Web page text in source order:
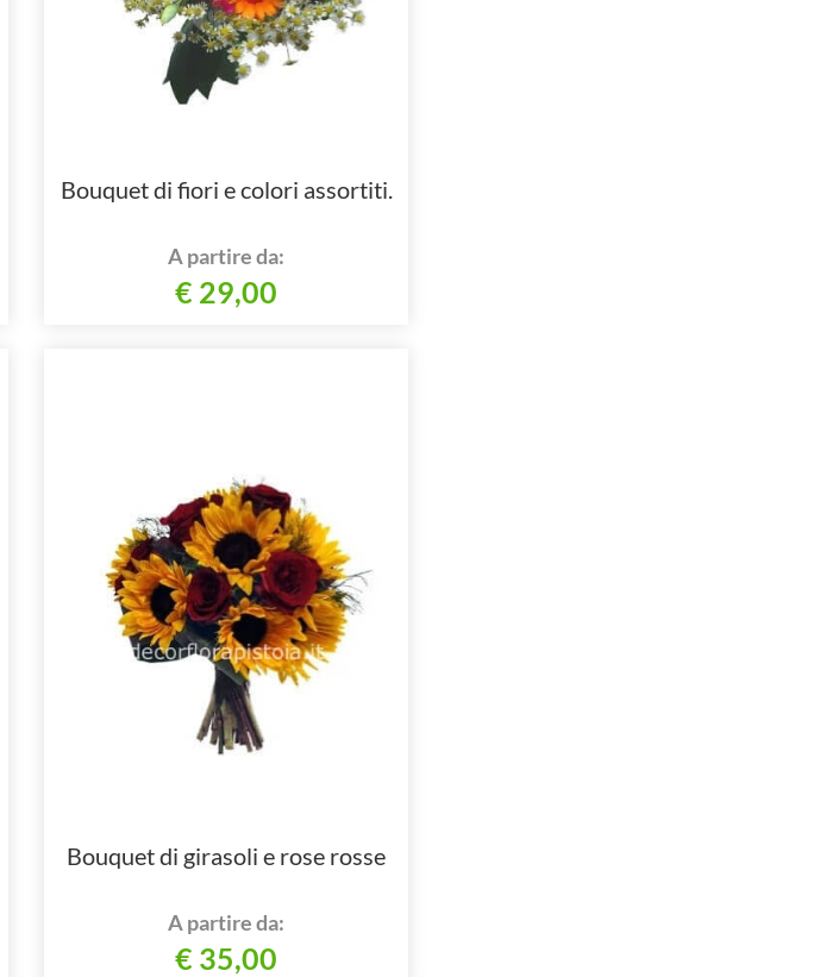
Bouquet di fiori e colori assortiti.
A partire da:
€ 29,00
Bouquet di girasoli e rose rosse
A partire da:
€ 35,00